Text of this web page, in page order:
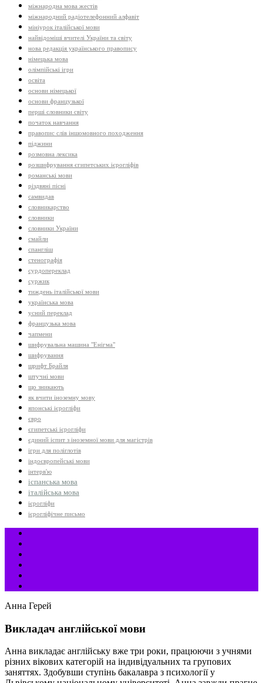
міжнародна мова жестів
міжнародний радіотелефонний алфавіт
мініурок італійської мови
найвідоміші вчителі України та світу
нова редакція українського правопису
німецька мова
олімпійські ігри
освіта
основи німецької
основи французької
перші словники світу
початок навчання
правопис слів іншомовного походження
піджини
розмовна лексика
розшифрування єгипетських ієрогліфів
романські мови
різдвяні пісні
самвидав
словникарство
словники
словники України
смайли
спангліш
стенографія
сурдопереклад
суржик
тиждень італійської мови
українська мова
усний переклад
французька мова
чапмени
шифрувальна машина "Енігма"
шифрування
шрифт Брайля
штучні мови
що зникають
як вчити іноземну мову
японські ієрогліфи
євро
єгипетські ієрогліфи
єдиний іспит з іноземної мови для магістрів
ігри для поліглотів
індоєвропейські мови
інтерв'ю
іспанська мова
італійська мова
ієрогліфи
ієрогліфічне письмо
Анна Герей
Викладач англійської мови
Анна викладає англійську вже три роки, працюючи з учнями
різних вікових категорій на індивідуальних та групових
заняттях. Здобувши ступінь бакалавра з психології у